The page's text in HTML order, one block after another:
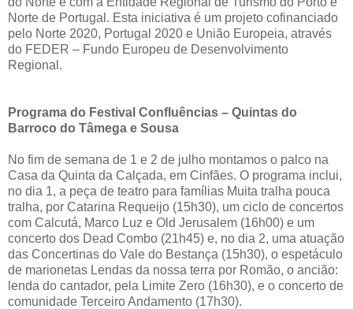
Norte de Portugal. Esta iniciativa é um projeto cofinanciado
pelo Norte 2020, Portugal 2020 e União Europeia, através
do FEDER – Fundo Europeu de Desenvolvimento
Regional.
Programa do Festival Confluências – Quintas do
Barroco do Tâmega e Sousa
No fim de semana de 1 e 2 de julho montamos o palco na
Casa da Quinta da Calçada, em Cinfães. O programa inclui,
no dia 1, a peça de teatro para famílias Muita tralha pouca
tralha, por Catarina Requeijo (15h30), um ciclo de concertos
com Calcutá, Marco Luz e Old Jerusalem (16h00) e um
concerto dos Dead Combo (21h45) e, no dia 2, uma atuação
das Concertinas do Vale do Bestança (15h30), o espetáculo
de marionetas Lendas da nossa terra por Romão, o ancião:
lenda do cantador, pela Limite Zero (16h30), e o concerto de
comunidade Terceiro Andamento (17h30).